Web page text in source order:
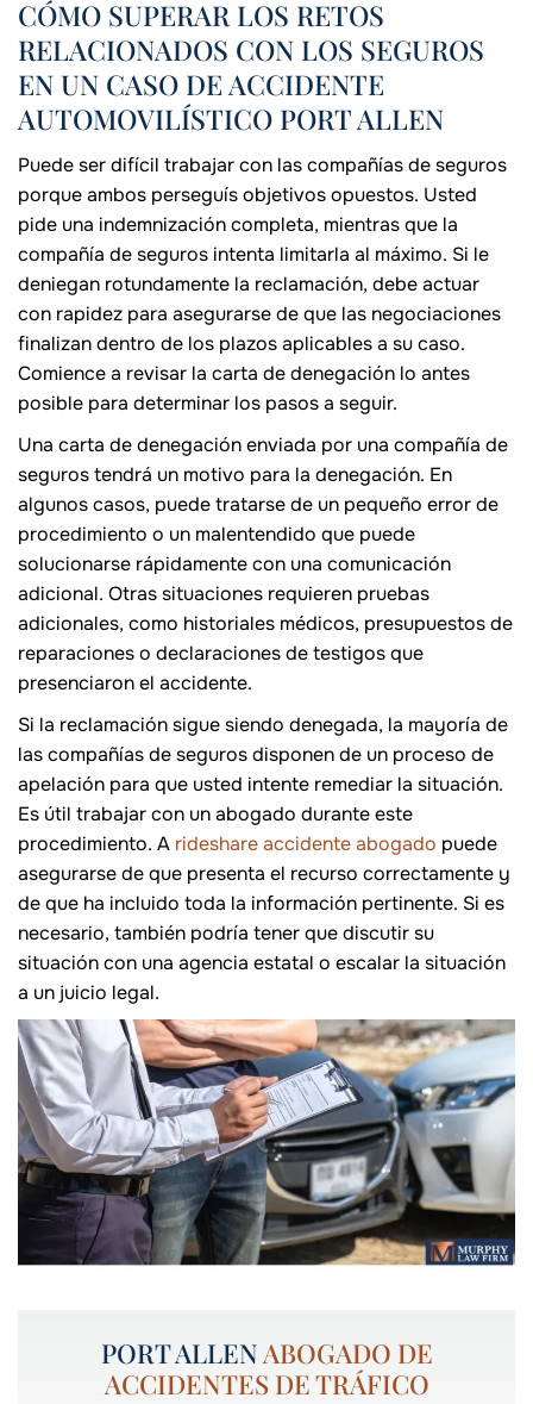
CÓMO SUPERAR LOS RETOS
RELACIONADOS CON LOS SEGUROS
EN UN CASO DE ACCIDENTE
AUTOMOVILÍSTICO PORT ALLEN
Puede ser difícil trabajar con las compañías de seguros
porque ambos perseguís objetivos opuestos. Usted
pide una indemnización completa, mientras que la
compañía de seguros intenta limitarla al máximo. Si le
deniegan rotundamente la reclamación, debe actuar
con rapidez para asegurarse de que las negociaciones
finalizan dentro de los plazos aplicables a su caso.
Comience a revisar la carta de denegación lo antes
posible para determinar los pasos a seguir.
Una carta de denegación enviada por una compañía de
seguros tendrá un motivo para la denegación. En
algunos casos, puede tratarse de un pequeño error de
procedimiento o un malentendido que puede
solucionarse rápidamente con una comunicación
adicional. Otras situaciones requieren pruebas
adicionales, como historiales médicos, presupuestos de
reparaciones o declaraciones de testigos que
presenciaron el accidente.
Si la reclamación sigue siendo denegada, la mayoría de
las compañías de seguros disponen de un proceso de
apelación para que usted intente remediar la situación.
Es útil trabajar con un abogado durante este
procedimiento. A rideshare accidente abogado puede
asegurarse de que presenta el recurso correctamente y
de que ha incluido toda la información pertinente. Si es
necesario, también podría tener que discutir su
situación con una agencia estatal o escalar la situación
a un juicio legal.
PORT ALLENABOGADO DE
ACCIDENTES DE TRÁFICO